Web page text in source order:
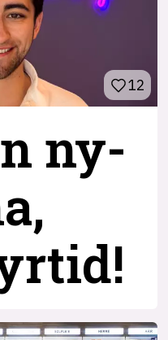
12
ny­